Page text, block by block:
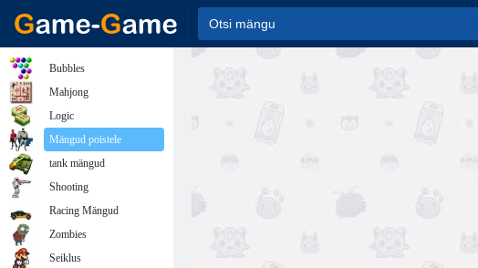
Bubbles
Mahjong
Logic
Mängud poistele
tank mängud
Shooting
Racing Mängud
Zombies
Seiklus